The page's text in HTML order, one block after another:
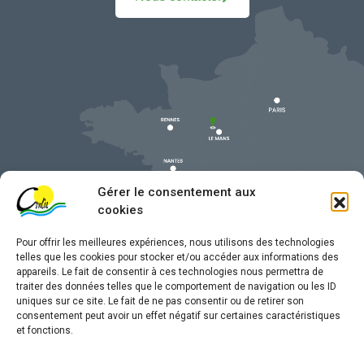
Gérer le consentement aux
cookies
Pour offrir les meilleures expériences, nous utilisons des technologies
telles que les cookies pour stocker et/ou accéder aux informations des
appareils. Le fait de consentir à ces technologies nous permettra de
traiter des données telles que le comportement de navigation ou les ID
uniques sur ce site. Le fait de ne pas consentir ou de retirer son
consentement peut avoir un effet négatif sur certaines caractéristiques
et fonctions.
Mentions légales